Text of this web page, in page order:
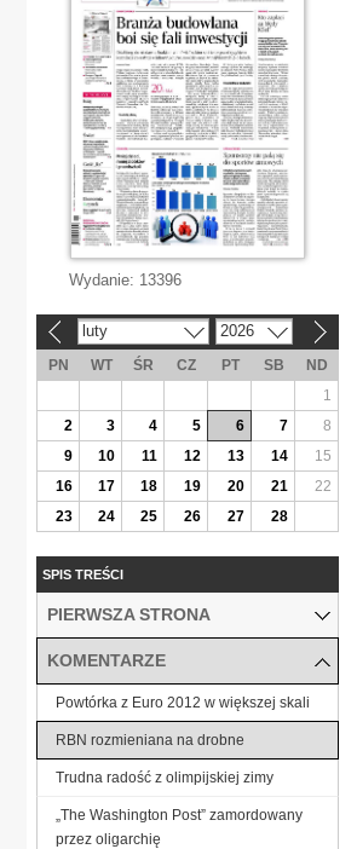
Wydanie: 13396
luty 2026
PN WT ŚR CZ PT SB
ND
1
2
3 4 5 6 7
8
9
10 11 12 13 14
15
16
17 18 19 20 21
22
23
24 25 26 27 28
SPIS TREŚCI
PIERWSZA STRONA
KOMENTARZE
Powtórka z Euro 2012 w większej skali
RBN rozmieniana na drobne
Trudna radość z olimpijskiej zimy
„The Washington Post” zamordowany
przez oligarchię